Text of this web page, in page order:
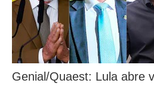
Genial/Quaest: Lula abre